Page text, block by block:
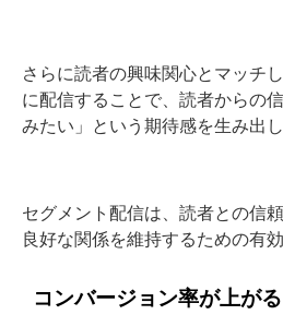
さらに読者の興味関心とマッチ
に配信することで、読者からの
みたい」という期待感を生み出し
セグメント配信は、読者との信
良好な関係を維持するための有
コンバージョン率が上がる